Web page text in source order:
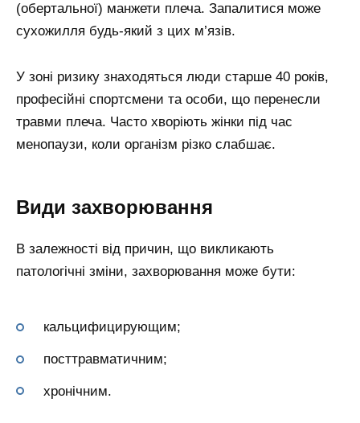
(обертальної) манжети плеча. Запалитися може
сухожилля будь-який з цих м’язів.
У зоні ризику знаходяться люди старше 40 років,
професійні спортсмени та особи, що перенесли
травми плеча. Часто хворіють жінки під час
менопаузи, коли організм різко слабшає.
Види захворювання
В залежності від причин, що викликають
патологічні зміни, захворювання може бути:
кальцифицирующим;
посттравматичним;
хронічним.